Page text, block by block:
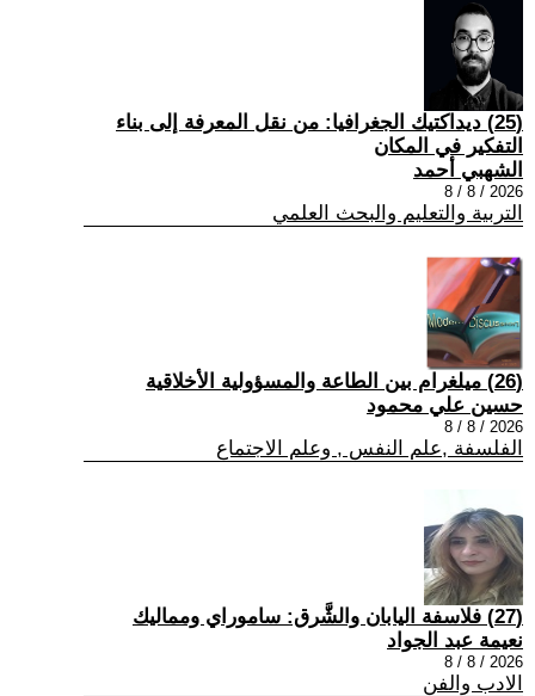
(25) ديداكتيك الجغرافيا: من نقل المعرفة إلى بناء
التفكير في المكان
الشهبي أحمد
2026 / 8 / 8
التربية والتعليم والبحث العلمي
(26) ميلغرام بين الطاعة والمسؤولية الأخلاقية
حسين علي محمود
2026 / 8 / 8
الفلسفة ,علم النفس , وعلم الاجتماع
(27) فلاسفة اليابان والشَّرق: ساموراي ومماليك
نعيمة عبد الجواد
2026 / 8 / 8
الادب والفن